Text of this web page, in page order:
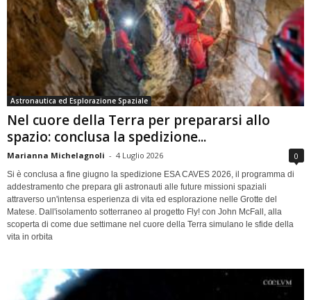
Astronautica ed Esplorazione Spaziale
Nel cuore della Terra per prepararsi allo
spazio: conclusa la spedizione...
Marianna Michelagnoli - 4 Luglio 2026 0
Si è conclusa a fine giugno la spedizione ESA CAVES 2026, il programma di
addestramento che prepara gli astronauti alle future missioni spaziali
attraverso un'intensa esperienza di vita ed esplorazione nelle Grotte del
Matese. Dall'isolamento sotterraneo al progetto Fly! con John McFall, alla
scoperta di come due settimane nel cuore della Terra simulano le sfide della
vita in orbita